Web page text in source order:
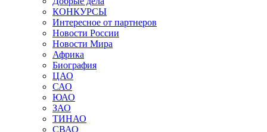
КОНКУРСЫ
Интересное от партнеров
Новости России
Новости Мира
Африка
Биография
ЦАО
САО
ЮАО
ЗАО
ТИНАО
СВАО